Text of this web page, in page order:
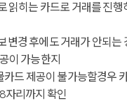
읽히는 카드로 거래를 진행
변경 후에도 거래가 안되는
이 가능한지
드 제공이 불가능할경우
자리까지 확인